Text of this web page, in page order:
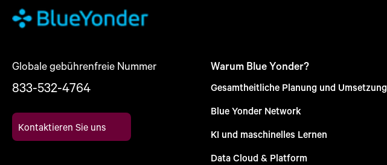
Globale gebührenfreie Nummer
833-532-4764
Kontaktieren Sie uns
Warum Blue Yonder?
Gesamtheitliche Planung und Umsetzung
Blue Yonder Network
KI und maschinelles Lernen
Data Cloud & Platform